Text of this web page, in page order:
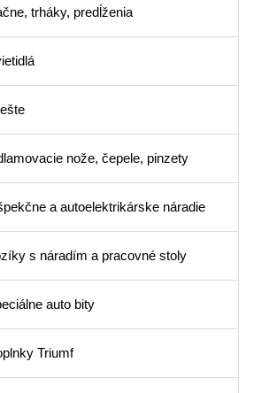
trháky, predĺženia
nože, čepele, pinzety
a autoelektrikárske náradie
s náradím a pracovné stoly
auto bity
Triumf